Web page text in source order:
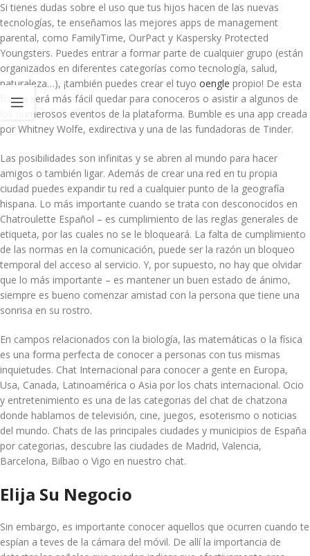
Si tienes dudas sobre el uso que tus hijos hacen de las nuevas
tecnologías, te enseñamos las mejores apps de management
parental, como FamilyTime, OurPact y Kaspersky Protected
Youngsters. Puedes entrar a formar parte de cualquier grupo (están
organizados en diferentes categorías como tecnología, salud,
naturaleza…), ¡también puedes crear el tuyo oengle propio! De esta
forma será más fácil quedar para conoceros o asistir a algunos de
los numerosos eventos de la plataforma. Bumble es una app creada
por Whitney Wolfe, exdirectiva y una de las fundadoras de Tinder.
Las posibilidades son infinitas y se abren al mundo para hacer
amigos o también ligar. Además de crear una red en tu propia
ciudad puedes expandir tu red a cualquier punto de la geografía
hispana. Lo más importante cuando se trata con desconocidos en
Chatroulette Español – es cumplimiento de las reglas generales de
etiqueta, por las cuales no se le bloqueará. La falta de cumplimiento
de las normas en la comunicación, puede ser la razón un bloqueo
temporal del acceso al servicio. Y, por supuesto, no hay que olvidar
que lo más importante – es mantener un buen estado de ánimo,
siempre es bueno comenzar amistad con la persona que tiene una
sonrisa en su rostro.
En campos relacionados con la biología, las matemáticas o la física
es una forma perfecta de conocer a personas con tus mismas
inquietudes. Chat Internacional para conocer a gente en Europa,
Usa, Canada, Latinoamérica o Asia por los chats internacional. Ocio
y entretenimiento es una de las categorias del chat de chatzona
donde hablamos de televisión, cine, juegos, esoterismo o noticias
del mundo. Chats de las principales ciudades y municipios de España
por categorias, descubre las ciudades de Madrid, Valencia,
Barcelona, Bilbao o Vigo en nuestro chat.
Elija Su Negocio
Sin embargo, es importante conocer aquellos que ocurren cuando te
espían a teves de la cámara del móvil. De allí la importancia de